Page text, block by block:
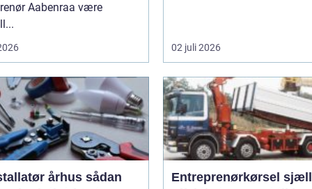
Aabenraa være
02 juli 2026
århus sådan
Entreprenørkørsel